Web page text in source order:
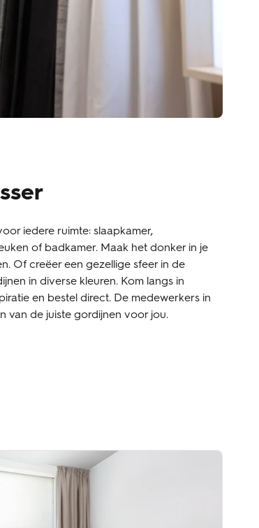
iedere ruimte: slaapkamer,
of badkamer. Maak het donker in je
Of creëer een gezellige sfeer in de
in diverse kleuren. Kom langs in
en bestel direct. De medewerkers in
van de juiste gordijnen voor jou.